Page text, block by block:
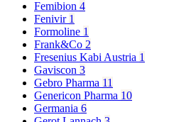
Femibion 4
Fenivir 1
Formoline 1
Frank&Co 2
Fresenius Kabi Austria 1
Gaviscon 3
Gebro Pharma 11
Genericon Pharma 10
Germania 6